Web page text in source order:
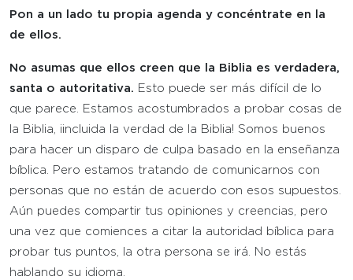
Pon a un lado tu propia agenda y concéntrate en la
de ellos.
No asumas que ellos creen que la Biblia es verdadera,
santa o autoritativa. Esto puede ser más difícil de lo
que parece. Estamos acostumbrados a probar cosas de
la Biblia, ¡incluida la verdad de la Biblia! Somos buenos
para hacer un disparo de culpa basado en la enseñanza
bíblica. Pero estamos tratando de comunicarnos con
personas que no están de acuerdo con esos supuestos.
Aún puedes compartir tus opiniones y creencias, pero
una vez que comiences a citar la autoridad bíblica para
probar tus puntos, la otra persona se irá. No estás
hablando su idioma.